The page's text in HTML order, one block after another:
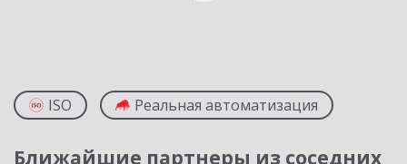
ISO Реальная автоматизация
Ближайшие партнеры из соседних